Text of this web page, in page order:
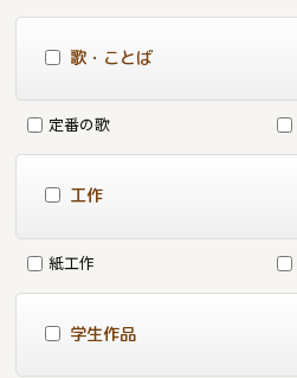
歌・ことば
定番の歌
工作
紙工作
学生作品